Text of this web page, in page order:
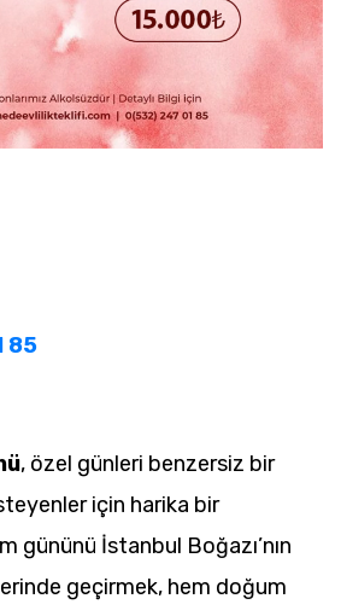
85
, özel günleri benzersiz bir
için harika bir
gününü İstanbul Boğazı’nın
geçirmek, hem doğum